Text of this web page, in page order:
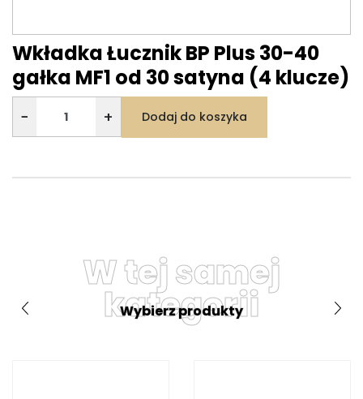
Wkładka Łucznik BP Plus 30-40
gałka MF1 od 30 satyna (4 klucze)
− + Dodaj do koszyka
W tej samej
kategorii
Wybierz produkty